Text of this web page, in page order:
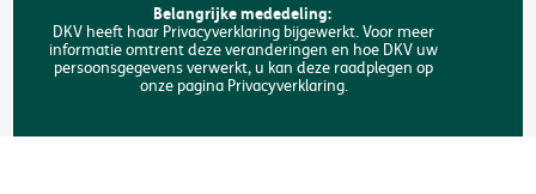
Zoeken
Belangrijke mededeling:
DKV heeft haar Privacyverklaring bijgewerkt. Voor meer
informatie omtrent deze veranderingen en hoe DKV uw
persoonsgegevens verwerkt, u kan deze raadplegen op
onze pagina Privacyverklaring.